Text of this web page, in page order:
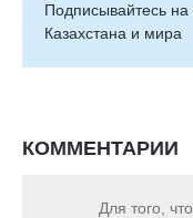
Подписывайтесь на
Казахстана и мира
КОММЕНТАРИИ
Для того,